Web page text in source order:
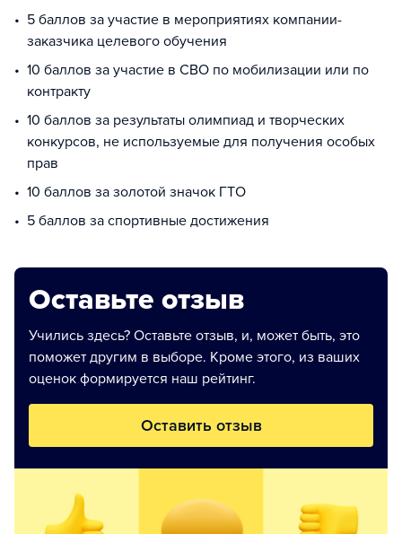
5 баллов за участие в мероприятиях компании-
заказчика целевого обучения
10 баллов за участие в СВО по мобилизации или по
контракту
10 баллов за результаты олимпиад и творческих
конкурсов, не используемые для получения особых
прав
10 баллов за золотой значок ГТО
5 баллов за спортивные достижения
Оставьте отзыв
Учились здесь? Оставьте отзыв, и, может быть, это
поможет другим в выборе. Кроме этого, из ваших
оценок формируется наш рейтинг.
Оставить отзыв